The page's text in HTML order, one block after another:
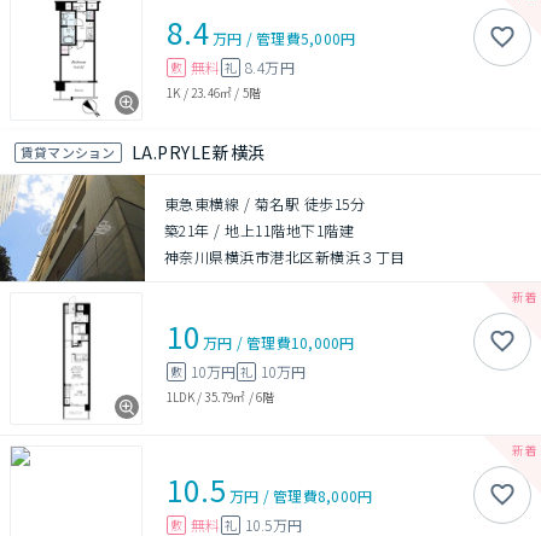
8.4万円 /管理費5,000円
敷 無料 礼 8.4万円
1K / 23.46㎡ / 5階
賃貸マンション LA.PRYLE新横浜
東急東横線 / 菊名駅 徒歩15分
築21年 /地上11階地下1階建
神奈川県横浜市港北区新横浜３丁目
10 万円 /管理費10,000円
敷 10万円 礼 10万円
1LDK/35.79㎡ /6階
10.5 万円 /管理費8,000円
敷 無料 礼 10.5万円